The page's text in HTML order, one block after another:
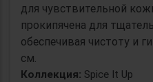
для чувствительной
прокипячена для
обеспечивая чистоту и
см.
Коллекция: Spice It Up